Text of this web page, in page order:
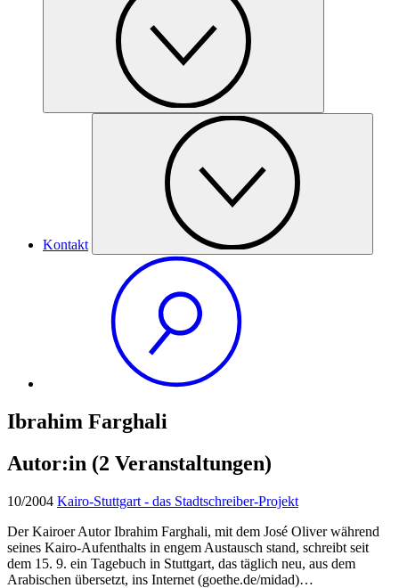
Kontakt
Ibrahim Farghali
Autor:in (2 Veranstaltungen)
10/2004 Kairo-Stuttgart - das Stadtschreiber-Projekt
Der Kairoer Autor Ibrahim Farghali, mit dem José Oliver während
seines Kairo-Aufenthalts in engem Austausch stand, schreibt seit
dem 15. 9. ein Tagebuch in Stuttgart, das täglich neu, aus dem
Arabischen übersetzt, ins Internet (goethe.de/midad)…